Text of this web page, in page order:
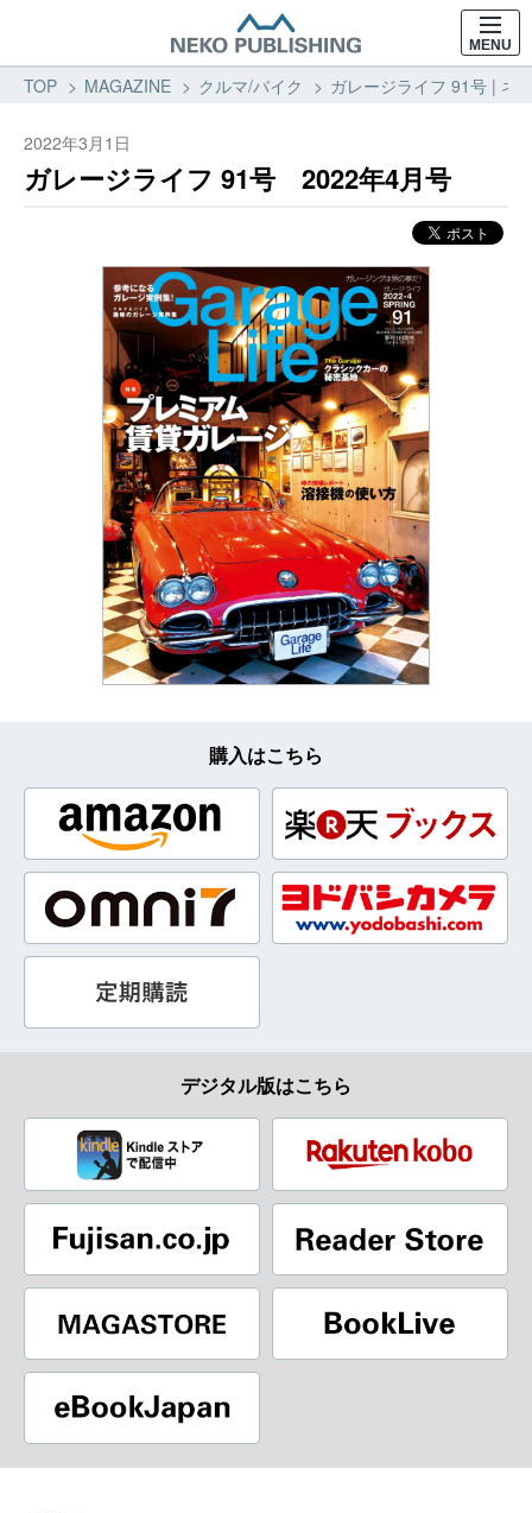
MENU
TOP MAGAZINE クルマ/バイク ガレージライフ 91号 | ネ
2022年3月1日
ガレージライフ 91号 2022年4月号
購入はこちら
デジタル版はこちら